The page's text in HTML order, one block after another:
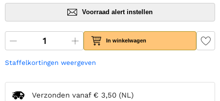
Voorraad alert instellen
In winkelwagen
Staffelkortingen weergeven
Verzonden vanaf € 3,50 (NL)